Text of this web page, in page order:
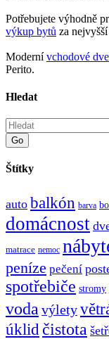
Potřebujete výhodně
výkup bytů za
Modernívchodové
Perito.
Hledat
Go
Štítky
auto balkón barva
domácnost
matrace nemoc
peníze pečení
spotřebiče stromy
voda výlety
úklid čistota